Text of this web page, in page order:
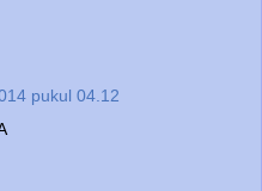
pukul 04.12